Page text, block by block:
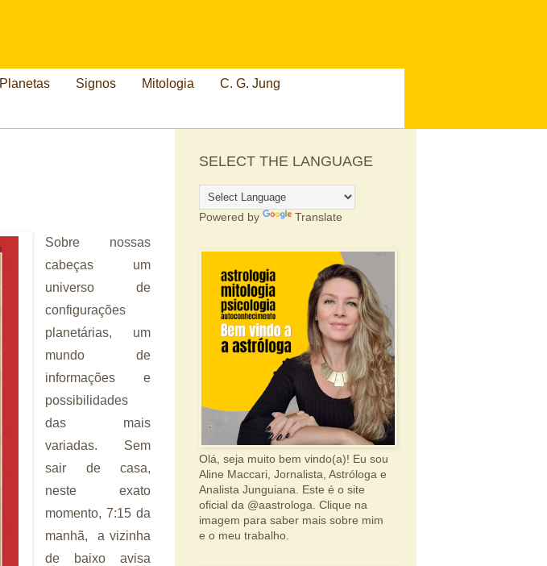
Planetas Signos Mitologia C. G. Jung
Sobre nossas
cabeças um
universo de
configurações
planetárias, um
mundo de
informações e
possibilidades
das mais
variadas. Sem
sair de casa,
neste exato
momento, 7:15 da
manhã, a vizinha
de baixo avisa
SELECT THE LANGUAGE
Powered by Translate
Olá, seja muito bem vindo(a)! Eu sou
Aline Maccari, Jornalista, Astróloga e
Analista Junguiana. Este é o site
oficial da @aastrologa. Clique na
imagem para saber mais sobre mim
e o meu trabalho.